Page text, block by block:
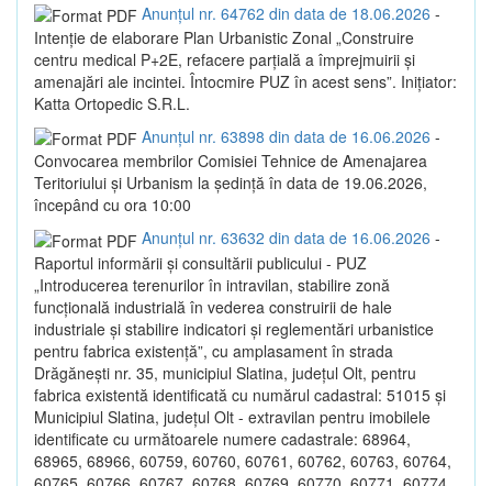
Anunțul nr. 64762 din data de 18.06.2026 -
Intenție de elaborare Plan Urbanistic Zonal „Construire
centru medical P+2E, refacere parțială a împrejmuirii și
amenajări ale incintei. Întocmire PUZ în acest sens”. Inițiator:
Katta Ortopedic S.R.L.
Anunțul nr. 63898 din data de 16.06.2026 -
Convocarea membrilor Comisiei Tehnice de Amenajarea
Teritoriului și Urbanism la ședință în data de 19.06.2026,
începând cu ora 10:00
Anunțul nr. 63632 din data de 16.06.2026 -
Raportul informării și consultării publicului - PUZ
„Introducerea terenurilor în intravilan, stabilire zonă
funcțională industrială în vederea construirii de hale
industriale și stabilire indicatori și reglementări urbanistice
pentru fabrica existență”, cu amplasament în strada
Drăgănești nr. 35, municipiul Slatina, județul Olt, pentru
fabrica existentă identificată cu numărul cadastral: 51015 și
Municipiul Slatina, județul Olt - extravilan pentru imobilele
identificate cu următoarele numere cadastrale: 68964,
68965, 68966, 60759, 60760, 60761, 60762, 60763, 60764,